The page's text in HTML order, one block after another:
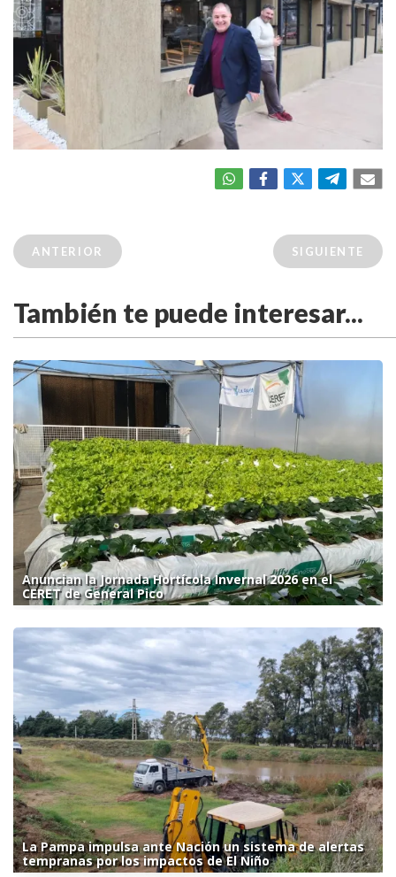
ANTERIOR SIGUIENTE
También te puede interesar...
Anuncian la Jornada Hortícola Invernal 2026 en el
CERET de General Pico
La Pampa impulsa ante Nación un sistema de alertas
tempranas por los impactos de El Niño